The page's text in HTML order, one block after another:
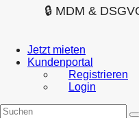
🔒 MDM &
Jetzt mieten
Kundenportal
Registrieren
Login